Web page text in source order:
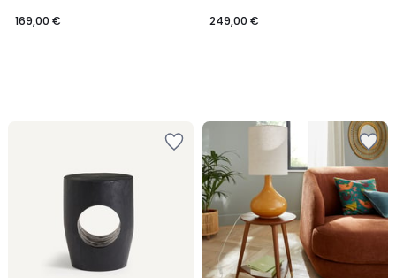
169,00 €
249,00 €